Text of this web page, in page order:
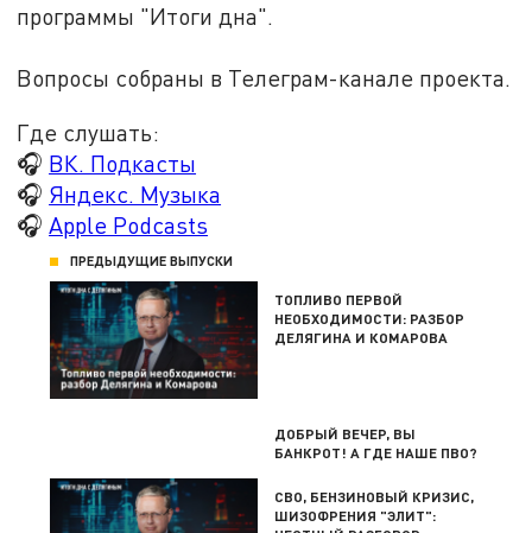
программы "Итоги дна".
Вопросы собраны в Телеграм-канале проекта.
Где слушать:
🎧 ВК. Подкасты
🎧 Яндекс. Музыка
🎧 Apple Podcasts
ПРЕДЫДУЩИЕ ВЫПУСКИ
ТОПЛИВО ПЕРВОЙ
НЕОБХОДИМОСТИ: РАЗБОР
ДЕЛЯГИНА И КОМАРОВА
ДОБРЫЙ ВЕЧЕР, ВЫ
БАНКРОТ! А ГДЕ НАШЕ ПВО?
СВО, БЕНЗИНОВЫЙ КРИЗИС,
ШИЗОФРЕНИЯ "ЭЛИТ":